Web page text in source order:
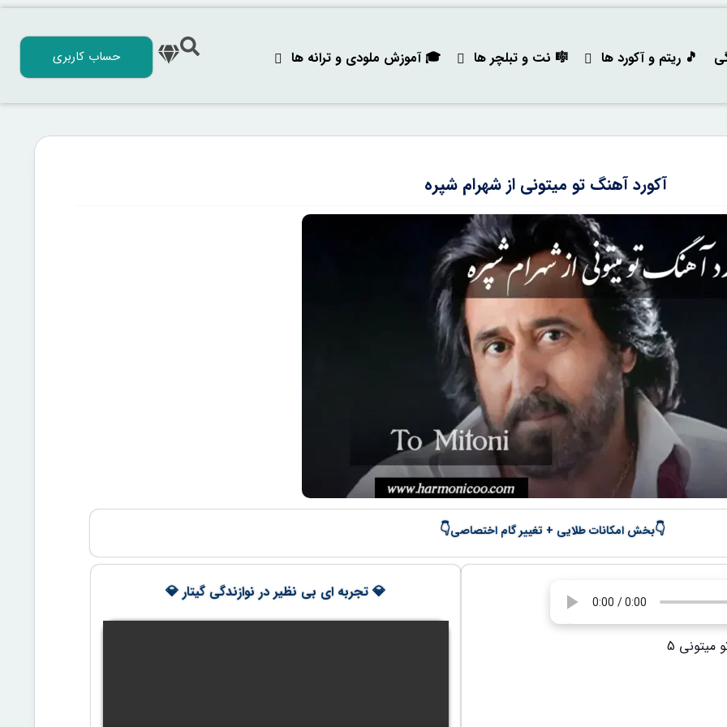
🎵 ریتم و آکورد ها 🎼 نت و تبلچر ها 🎓 آموزش ملودی و ترانه‌ ها حساب کاربری
آکورد آهنگ تو میتونی از شهرام شپره
👇بخش امکانات طلایی + تغییر گام اختصاصی👇
💎 تجربه ای بی نظیر در نوازندگی گیتار 💎